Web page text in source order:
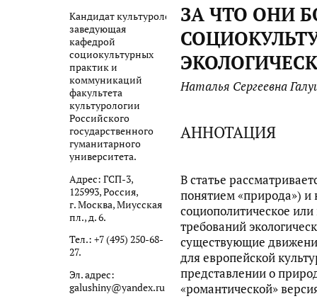
Кандидат культурологии,
заведующая
кафедрой
социокультурных
практик и
коммуникаций
факультета
культурологии
Российского
государственного
гуманитарного
университета.
Адрес: ГСП-3,
125993, Россия,
г. Москва, Миусская
пл., д. 6.
Тел.: +7 (495) 250-68-
27.
Эл. адрес:
galushiny@yandex.ru
ЗА ЧТО ОНИ
Наталья Сергеевна
АННОТАЦИЯ
В статье
понятием «природа»)
социополитическое
требований
существующие
для европейской
представлении о
«романтической»